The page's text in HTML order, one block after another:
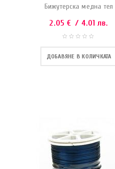
Бижутерска медна тел
2.05 € / 4.01 лв.
ДОБАВЯНЕ В КОЛИЧКАТА